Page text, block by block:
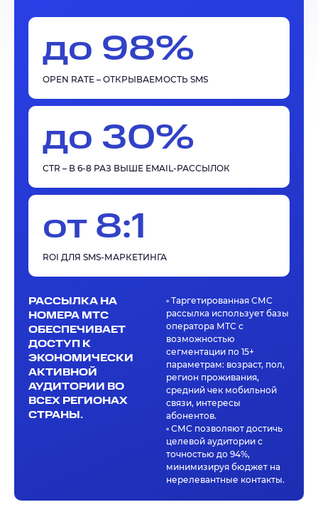
до 98%
OPEN RATE – ОТКРЫВАЕМОСТЬ SMS
до 30%
CTR – В 6-8 РАЗ ВЫШЕ EMAIL-РАССЫЛОК
от 8:1
ROI ДЛЯ SMS-МАРКЕТИНГА
РАССЫЛКА НА
НОМЕРА МТС
ОБЕСПЕЧИВАЕТ
ДОСТУП К
ЭКОНОМИЧЕСКИ
АКТИВНОЙ
АУДИТОРИИ ВО
ВСЕХ РЕГИОНАХ
СТРАНЫ.
▫️ Таргетированная СМС
рассылка использует базы
оператора МТС с
возможностью
сегментации по 15+
параметрам: возраст, пол,
регион проживания,
средний чек мобильной
связи, интересы
абонентов.
▫️ СМС позволяют достичь
целевой аудитории с
точностью до 94%,
минимизируя бюджет на
нерелевантные контакты.